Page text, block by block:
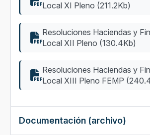
Local XI Pleno (211.2Kb)
Resoluciones Haciendas y
Local XII Pleno (130.4Kb)
Resoluciones Haciendas y
Local XIII Pleno FEMP
Documentación (archivo)